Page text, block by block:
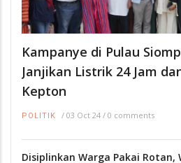
Kampanye di Pulau
Janjikan Listrik 24 Jam
Kepton
POLITIK / 03 Oct 24 / 0 comments
Disiplinkan Warga Pakai Rotan,